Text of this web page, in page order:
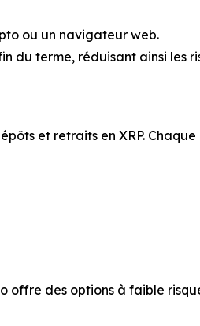
ou un navigateur web.
du terme, réduisant ainsi les
et retraits en XRP.
offre des options à faible